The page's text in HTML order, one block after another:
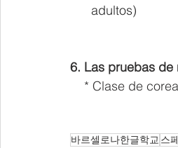
      adultos)
6. Las pruebas
* Clase de
바르셀로나한글학교 스